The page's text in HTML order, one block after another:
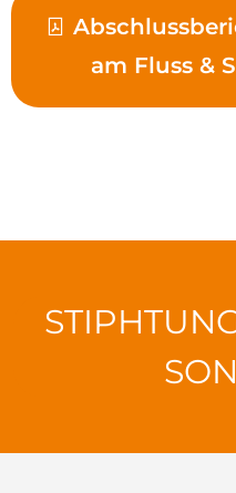
am Fluss &